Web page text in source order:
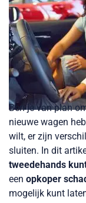
Ben je van plan
nieuwe wagen
wilt, er zijn
sluiten. In dit
tweedehands
een opkoper
mogelijk kunt